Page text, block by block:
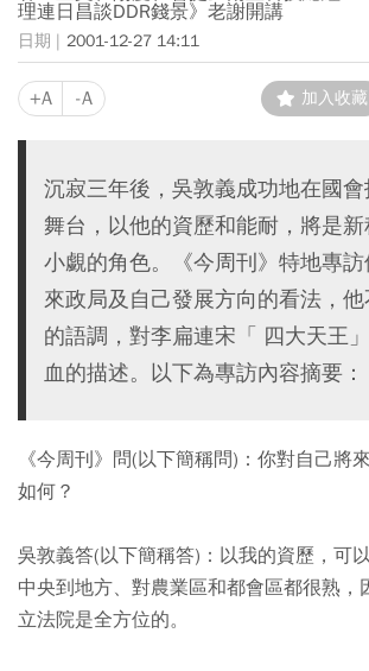
理連日昌談DDR錢景》老謝開講
2001-12-27 14:11
+A -A 加入收藏
沉寂三年後，吳敦義成功地在國
舞台，以他的資歷和能耐，將是
小覷的角色。《今周刊》特地專
來政局及自己發展方向的看法，
的語調，對李扁連宋「 四大天王
血的描述。以下為專訪內容摘要：
《今周刊》問(以下簡稱問)：你對自己將
如何？
吳敦義答(以下簡稱答)：以我的資歷，可
中央到地方、對農業區和都會區都很熟，
立法院是全方位的。